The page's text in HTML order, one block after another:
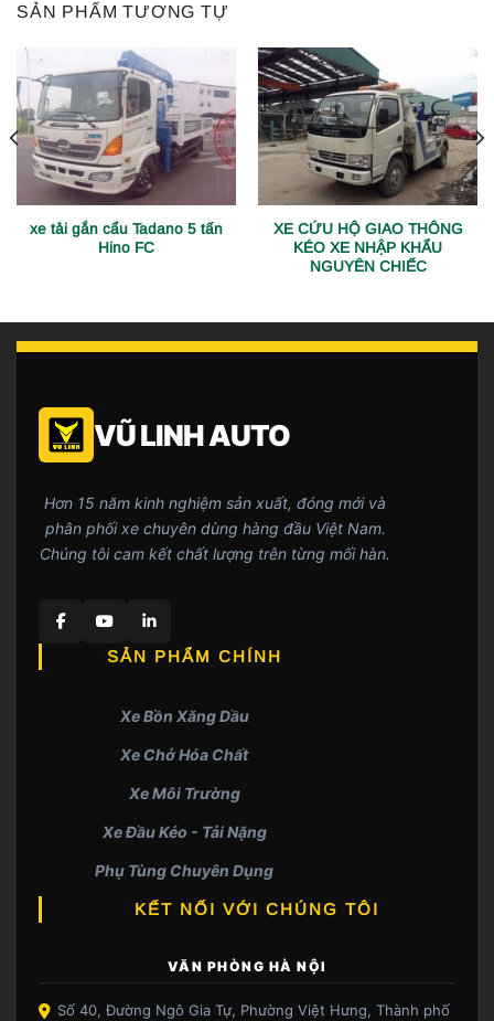
SẢN PHẨM TƯƠNG TỰ
xe tải gắn cẩu Tadano 5 tấn
Hino FC
XE CỨU HỘ GIAO THÔNG
KÉO XE NHẬP KHẨU
NGUYÊN CHIẾC
VŨ LINH AUTO
Hơn 15 năm kinh nghiệm sản xuất, đóng mới và
phân phối xe chuyên dùng hàng đầu Việt Nam.
Chúng tôi cam kết chất lượng trên từng mối hàn.
SẢN PHẨM CHÍNH
Xe Bồn Xăng Dầu
Xe Chở Hóa Chất
Xe Môi Trường
Xe Đầu Kéo - Tải Nặng
Phụ Tùng Chuyên Dụng
KẾT NỐI VỚI CHÚNG TÔI
VĂN PHÒNG HÀ NỘI
Số 40, Đường Ngô Gia Tự, Phường Việt Hưng, Thành phố